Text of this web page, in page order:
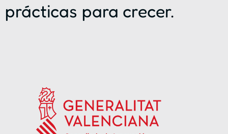
prácticas para crecer.